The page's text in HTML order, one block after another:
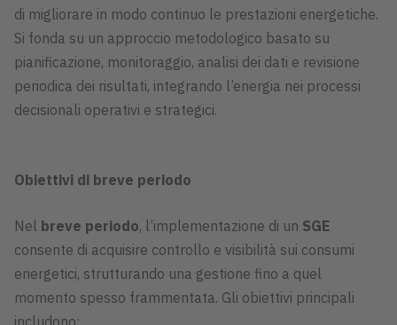
di migliorare in modo continuo le prestazioni energetiche.
Si fonda su un approccio metodologico basato su
pianificazione, monitoraggio, analisi dei dati e revisione
periodica dei risultati, integrando l’energia nei processi
decisionali operativi e strategici.
Obiettivi di breve periodo
Nel breve periodo, l’implementazione di un SGE
consente di acquisire controllo e visibilità sui consumi
energetici, strutturando una gestione fino a quel
momento spesso frammentata. Gli obiettivi principali
includono: